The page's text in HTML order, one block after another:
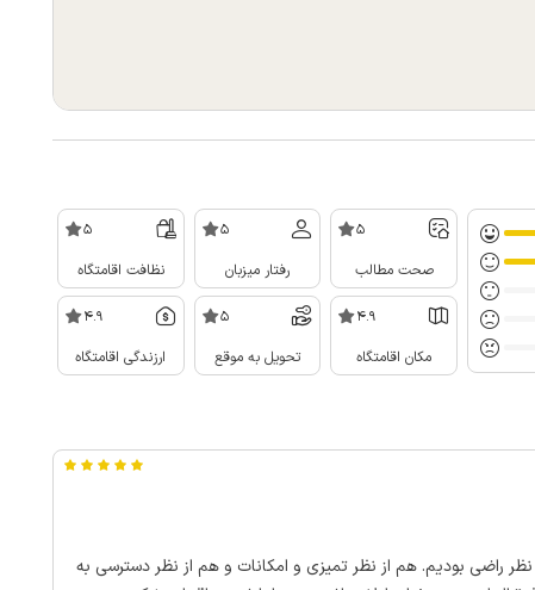
5
صحت مطالب
5
رفتار میزبان
5
نظافت اقامتگاه
4.9
مکان اقامتگاه
5
تحویل به موقع
4.9
ارزندگی اقامتگاه
راضی بودیم. هم از نظر تمیزی و امکانات و هم از نظر دسترسی به